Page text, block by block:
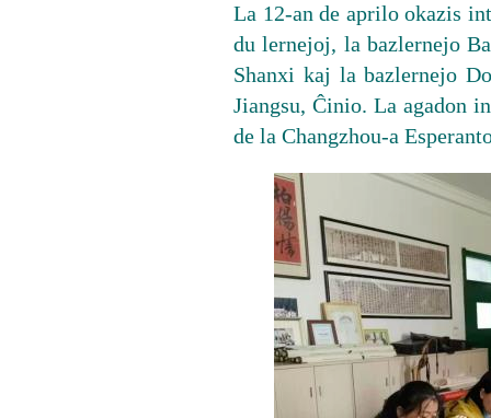
La 12-an de aprilo okazis
du lernejoj, la bazlernejo
Shanxi kaj la bazlernejo
Jiangsu, Ĉinio. La agadon
de la Changzhou-a